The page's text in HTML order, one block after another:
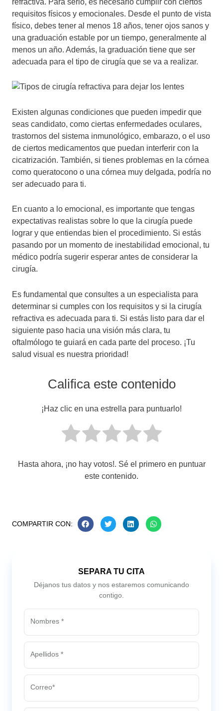
refractiva. Para serlo, es necesario cumplir con ciertos
requisitos físicos y emocionales. Desde el punto de vista
físico, debes tener al menos 18 años, tener ojos sanos y
una graduación estable por un tiempo, generalmente al
menos un año. Además, la graduación tiene que ser
adecuada para el tipo de cirugía que se va a realizar.
Existen algunas condiciones que pueden impedir que
seas candidato, como ciertas enfermedades oculares,
trastornos del sistema inmunológico, embarazo, o el uso
de ciertos medicamentos que puedan interferir con la
cicatrización. También, si tienes problemas en la córnea
como queratocono o una córnea muy delgada, podría no
ser adecuado para ti.
En cuanto a lo emocional, es importante que tengas
expectativas realistas sobre lo que la cirugía puede
lograr y que entiendas bien el procedimiento. Si estás
pasando por un momento de inestabilidad emocional, tu
médico podría sugerir esperar antes de considerar la
cirugía.
Es fundamental que consultes a un especialista para
determinar si cumples con los requisitos y si la cirugía
refractiva es adecuada para ti. Si estás listo para dar el
siguiente paso hacia una visión más clara, tu
oftalmólogo te guiará en cada parte del proceso. ¡Tu
salud visual es nuestra prioridad!
Califica este contenido
¡Haz clic en una estrella para puntuarlo!
Hasta ahora, ¡no hay votos!. Sé el primero en puntuar
este contenido.
COMPARTIR CON:
SEPARA TU CITA
Déjanos tus datos y nos estaremos comunicando
contigo.
Nombres *
Apellidos *
Correo*